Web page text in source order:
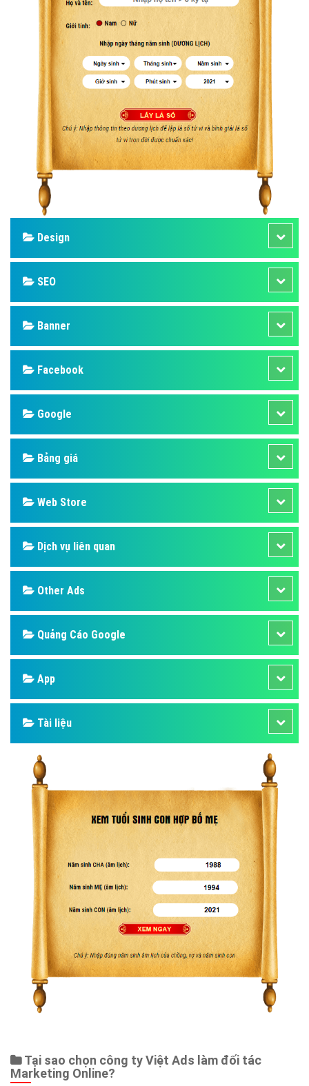
Design
SEO
Banner
Facebook
Google
Bảng giá
Web Store
Dịch vụ liên quan
Other Ads
Quảng Cáo Google
App
Tài liệu
Tại sao chọn công ty Việt Ads làm đối tác
Marketing Online?